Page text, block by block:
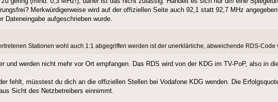
Merkwürdigerweise wird auf der offiziellen Seite auch 92,1 statt 92,7 MHz
aufgeschrieben wurde.
Stationen wohl auch 1:1 abgegriffen werden ist der unerklärliche, abweichende RDS-Code
und werden nicht mehr vor Ort empfangen. Das RDS wird von der KDG im TV-PoP, also in
fehlt, müsstest du dich an die offiziellen Stellen bei Vodafone KDG wenden. Die
Sicht des Netzbetreibers einnimmt.